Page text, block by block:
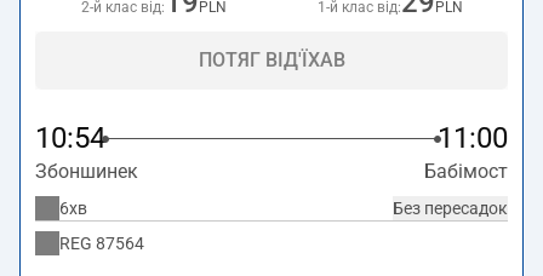
2-й клас від: PLN 1-й клас від: PLN
ПОТЯГ ВІД'ЇХАВ
10:54 11:00
Збоншинек Бабімост
Без пересадок
6хв
REG 87564